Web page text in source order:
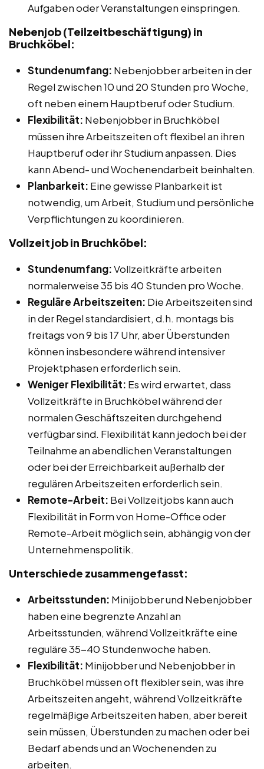
Aufgaben oder Veranstaltungen einspringen.
Nebenjob (Teilzeitbeschäftigung) in
Bruchköbel:
Stundenumfang: Nebenjobber arbeiten in der
Regel zwischen 10 und 20 Stunden pro Woche,
oft neben einem Hauptberuf oder Studium.
Flexibilität: Nebenjobber in Bruchköbel
müssen ihre Arbeitszeiten oft flexibel an ihren
Hauptberuf oder ihr Studium anpassen. Dies
kann Abend- und Wochenendarbeit beinhalten.
Planbarkeit: Eine gewisse Planbarkeit ist
notwendig, um Arbeit, Studium und persönliche
Verpflichtungen zu koordinieren.
Vollzeitjob in Bruchköbel:
Stundenumfang:Vollzeitkräfte arbeiten
normalerweise 35 bis 40 Stunden pro Woche.
Reguläre Arbeitszeiten: Die Arbeitszeiten sind
in der Regel standardisiert, d.h. montags bis
freitags von 9 bis 17 Uhr, aber Überstunden
können insbesondere während intensiver
Projektphasen erforderlich sein.
Weniger Flexibilität: Es wird erwartet, dass
Vollzeitkräfte in Bruchköbel während der
normalen Geschäftszeiten durchgehend
verfügbar sind. Flexibilität kann jedoch bei der
Teilnahme an abendlichen Veranstaltungen
oder bei der Erreichbarkeit außerhalb der
regulären Arbeitszeiten erforderlich sein.
Remote-Arbeit: Bei Vollzeitjobs kann auch
Flexibilität in Form von Home-Office oder
Remote-Arbeit möglich sein, abhängig von der
Unternehmenspolitik.
Unterschiede zusammengefasst:
Arbeitsstunden: Minijobber und Nebenjobber
haben eine begrenzte Anzahl an
Arbeitsstunden, während Vollzeitkräfte eine
reguläre 35-40 Stundenwoche haben.
Flexibilität: Minijobber und Nebenjobber in
Bruchköbel müssen oft flexibler sein, was ihre
Arbeitszeiten angeht, während Vollzeitkräfte
regelmäßige Arbeitszeiten haben, aber bereit
sein müssen, Überstunden zu machen oder bei
Bedarf abends und an Wochenenden zu
arbeiten.